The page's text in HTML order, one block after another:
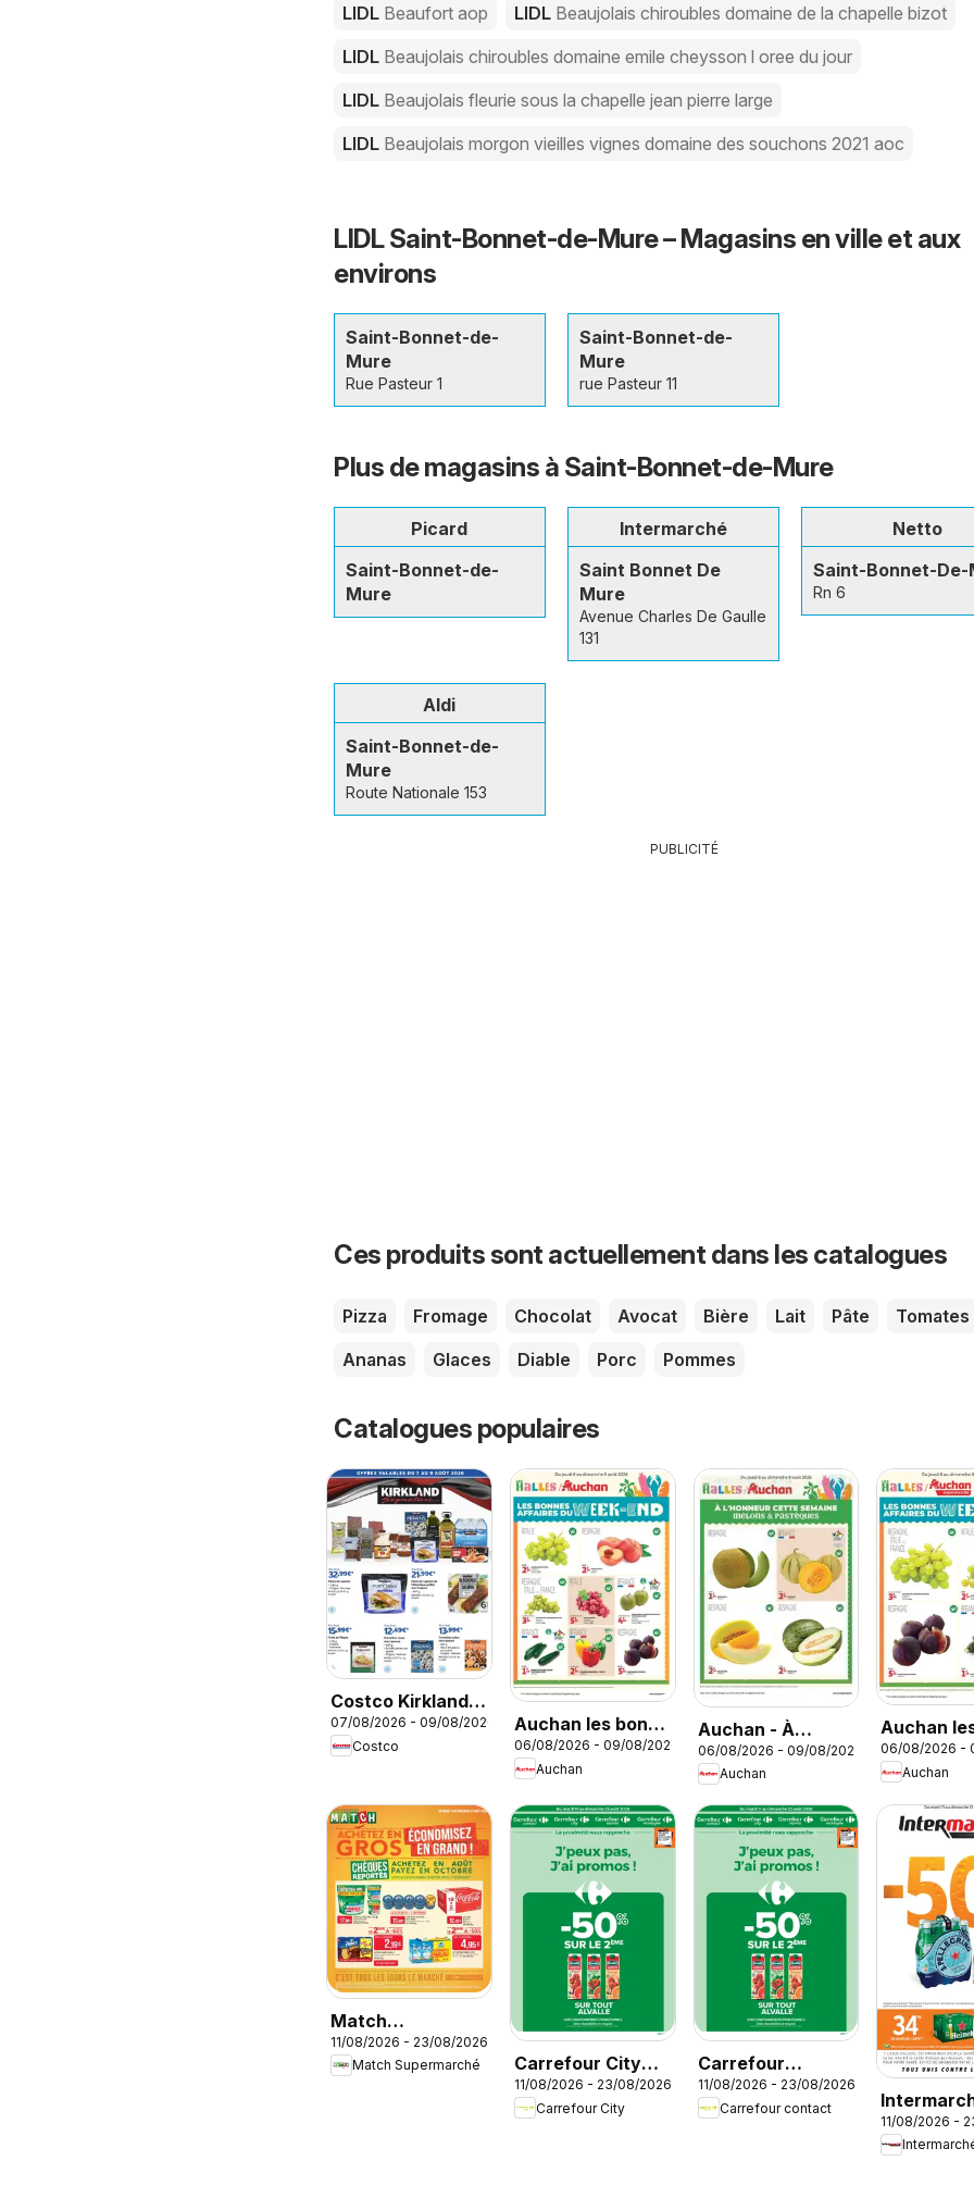
LIDL Beaufort aop LIDL Beaujolais chiroubles domaine de la chapelle bizot
LIDL Beaujolais chiroubles domaine emile cheysson l oree du jour
LIDL Beaujolais fleurie sous la chapelle jean pierre large
LIDL Beaujolais morgon vieilles vignes domaine des souchons 2021 aoc
LIDL Saint-Bonnet-de-Mure – Magasins en ville et aux
environs
Saint-Bonnet-de-
Mure
Rue Pasteur 1
Saint-Bonnet-de-
Mure
rue Pasteur 11
Plus de magasins à Saint-Bonnet-de-Mure
Picard
Saint-Bonnet-de-
Mure
Intermarché
Saint Bonnet De
Mure
Avenue Charles De Gaulle
131
Netto
Saint-Bonnet-De-
Rn 6
Aldi
Saint-Bonnet-de-
Mure
Route Nationale 153
PUBLICITÉ
Ces produits sont actuellement dans les catalogues
Pizza Fromage Chocolat Avocat Bière Lait Pâte
Tomates
Ananas
Glaces Diable Porc Pommes
Catalogues populaires
Costco Kirkland
signature
07/08/2026 - 09/08/2026
Costco
Auchan les bons
plans du week-
end dans votre
hyper
06/08/2026 - 09/08/2026
Auchan
Auchan - À
l'honneur cette
semaine
06/08/2026 - 09/08/2026
Auchan
Auchan
plans du
end dans
super
06/08/2026 -
Auchan
Match
Supermarché
catalogue
11/08/2026 - 23/08/2026
Match Supermarché
Carrefour City
catalogue
11/08/2026 - 23/08/2026
Carrefour City
Carrefour
contact
catalogue
11/08/2026 - 23/08/2026
Carrefour contact
catalogue
11/08/2026 -